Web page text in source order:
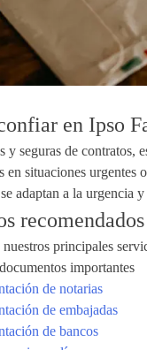
en Ipso
y seguras de contratos,
en situaciones urgentes
adaptan a la urgencia
recomendados
principales
importantes
de notarias
de embajadas
de bancos